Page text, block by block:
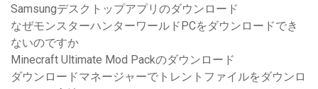
Samsungデスクトップアプリのダウンロード
なぜモンスターハンターワールドPCをダウンロードでき
ないのですか
Minecraft Ultimate Mod Packのダウンロード
ダウンロードマネージャーでトレントファイルをダウンロ